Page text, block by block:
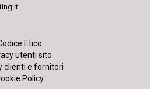
Etico
utenti sito
clienti e fornitori
Policy